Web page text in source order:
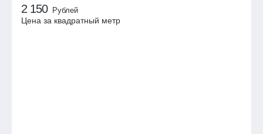
2 150 Рублей
Цена за квадратный метр